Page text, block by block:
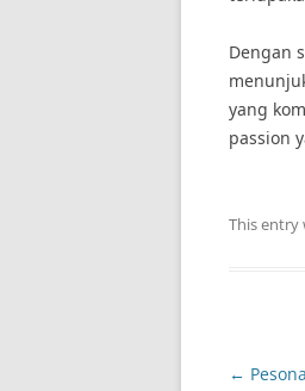
Dengan
yang
passion
This entry
Post
←